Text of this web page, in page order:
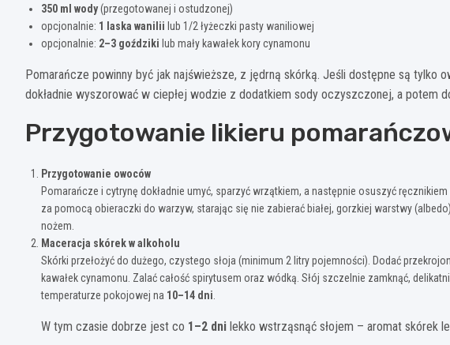
350 ml wody(przegotowanej i ostudzonej)
opcjonalnie: 1 laska wanilii lub 1/2 łyżeczki pasty waniliowej
opcjonalnie: 2–3 goździki lub mały kawałek kory cynamonu
Pomarańcze powinny być jak najświeższe, z jędrną skórką. Jeśli dostępne są tylko
dokładnie wyszorować w ciepłej wodzie z dodatkiem sody oczyszczonej, a potem
Przygotowanie likieru
Przygotowanie owoców
Pomarańcze i cytrynę dokładnie umyć, sparzyć wrzątkiem, a następnie osuszyć
za pomocą obieraczki do warzyw, starając się nie zabierać białej, gorzkiej warstwy
nożem.
Maceracja skórek w alkoholu
Skórki przełożyć do dużego, czystego słoja (minimum 2 litry pojemności). Dodać
kawałek cynamonu. Zalać całość spirytusem oraz wódką. Słój szczelnie zamknąć,
temperaturze pokojowej na 10–14 dni
W tym czasie dobrze jest co 1–2 dni lekko wstrząsnąć słojem – aromat skórek